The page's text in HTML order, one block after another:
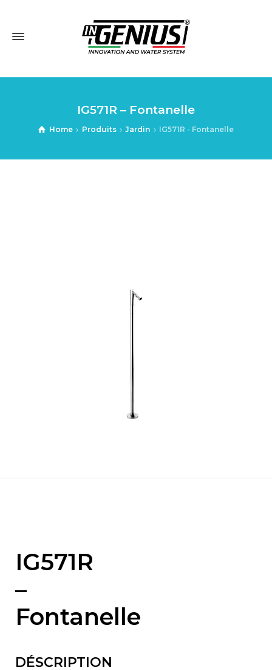
IG571R – Fontanelle
Home Produits Jardin IG571R - Fontanelle
IG571R
–
Fontanelle
DÉSCRIPTION